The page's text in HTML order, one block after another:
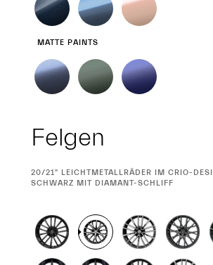
MATTE PAINTS
Felgen
CURRENT
SELECTION
20/21" LEICHTMETALLRÄDER IM CRIO-
SCHWARZ MIT DIAMANT-SCHLIFF